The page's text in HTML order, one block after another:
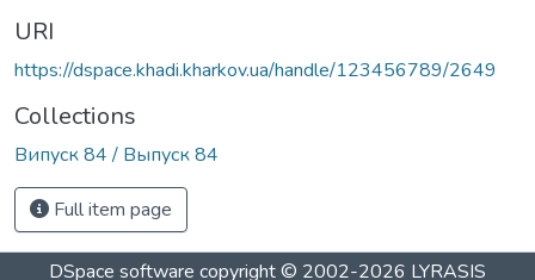
URI
https://dspace.khadi.kharkov.ua/handle/123456789/2649
Collections
Випуск 84 / Выпуск 84
Full item page
DSpace software copyright © 2002-2026 LYRASIS